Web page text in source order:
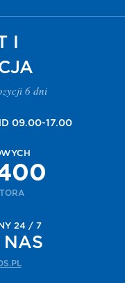
I
6 dni
09.00-17.00
24 / 7
NAS